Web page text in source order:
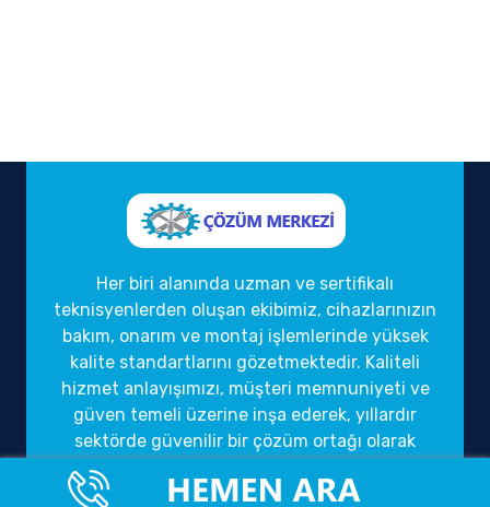
Her biri alanında uzman ve sertifikalı
teknisyenlerden oluşan ekibimiz, cihazlarınızın
bakım, onarım ve montaj işlemlerinde yüksek
kalite standartlarını gözetmektedir. Kaliteli
hizmet anlayışımızı, müşteri memnuniyeti ve
güven temeli üzerine inşa ederek, yıllardır
sektörde güvenilir bir çözüm ortağı olarak